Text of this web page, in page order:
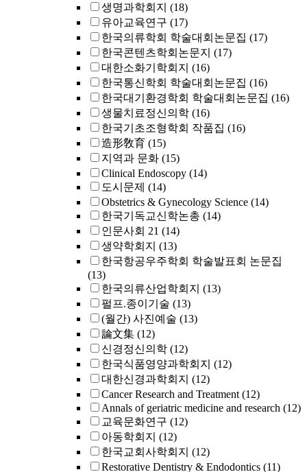
생명과학회지 (18)
유아교육연구 (17)
한국의류학회 학술대회논문집 (17)
한국콘텐츠학회논문지 (17)
대한소화기학회지 (16)
한국통신학회 학술대회논문집 (16)
한국대기환경학회 학술대회논문집 (16)
생물치료정신의학 (16)
한국기초조형학회 작품집 (16)
造形敎育 (15)
지역과 문화 (15)
Clinical Endoscopy (14)
도시문제 (14)
Obstetrics & Gynecology Science (14)
한국기독교신학논총 (14)
인문사회 21 (14)
생약학회지 (13)
한국항공우주학회 학술발표회 논문집
(13)
한국의류산업학회지 (13)
펄프.종이기술 (13)
(월간) 사진예술 (13)
論文集 (12)
신경정신의학 (12)
한국식품영양과학회지 (12)
대한신경과학회지 (12)
Cancer Research and Treatment (12)
Annals of geriatric medicine and research (12)
교육문화연구 (12)
아동학회지 (12)
한국교회사학회지 (12)
Restorative Dentistry & Endodontics (11)